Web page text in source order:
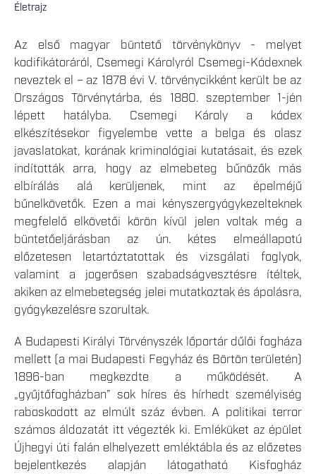
Életrajz
Az első magyar büntető törvénykönyv - melyet
kodifikátoráról, Csemegi Károlyról Csemegi-Kódexnek
neveztek el – az 1878 évi V. törvénycikként került be az
Országos Törvénytárba, és 1880. szeptember 1-jén
lépett hatályba. Csemegi Károly a kódex
elkészítésekor figyelembe vette a belga és olasz
javaslatokat, korának kriminológiai kutatásait, és ezek
indították arra, hogy az elmebeteg bűnözők más
elbírálás alá kerüljenek, mint az épelméjű
bűnelkövetők. Ezen a mai kényszergyógykezelteknek
megfelelő elkövetői körön kívül jelen voltak még a
büntetőeljárásban az ún. kétes elmeállapotú
előzetesen letartóztatottak és vizsgálati foglyok,
valamint a jogerősen szabadságvesztésre ítéltek,
akiken az elmebetegség jelei mutatkoztak és ápolásra,
gyógykezelésre szorultak.
A Budapesti Királyi Törvényszék lőportár dűlői fogháza
mellett (a mai Budapesti Fegyház és Börtön területén)
1896-ban megkezdte a működését. A
„gyűjtőfogházban” sok híres és hírhedt személyiség
raboskodott az elmúlt száz évben. A politikai terror
számos áldozatát itt végezték ki. Emléküket az épület
Újhegyi úti falán elhelyezett emléktábla és az előzetes
bejelentkezés alapján látogatható Kisfogház